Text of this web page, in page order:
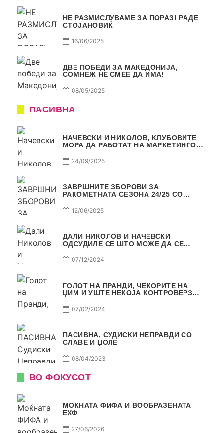
НЕ РАЗМИСЛУВАМЕ ЗА ПОРАЗ! РАДЕ
СТОЈАНОВИЌ
16/06/2025
ДВЕ ПОБЕДИ ЗА МАКЕДОНИЈА,
СОМНЕЖ НЕ СМЕЕ ДА ИМА!
08/05/2025
ПАСИВНА
НАЧЕВСКИ И НИКОЛОВ, КЛУБОВИТЕ
МОРА ДА РАБОТАТ НА МАРКЕТИНГОТ,
24/09/2025
ЗАВРШНИТЕ ЗБОРОВИ ЗА
РАКОМЕТНАТА СЕЗОНА 24/25 СО
12/06/2025
ДАЛИ НИКОЛОВ И НАЧЕВСКИ
ОДСУДИЛЕ СЕ ШТО МОЖЕ ДА СЕ
07/12/2024
ГОЛОТ НА ПРАНДИ, ЧЕКОРИТЕ НА
ЏИМ И УШТЕ НЕКОЈА КОНТРОВЕРЗА !
07/02/2024
ПАСИВНА, СУДИСКИ НЕПРАВДИ СО
СЛАВЕ И ЏОЛЕ
08/04/2023
ВО ФОКУСОТ
МОЌНАТА ФИФА И ВООБРАЗЕНАТА
ЕХФ
27/06/2026